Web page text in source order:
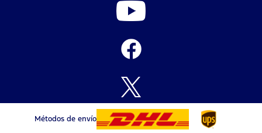
Métodos de envío